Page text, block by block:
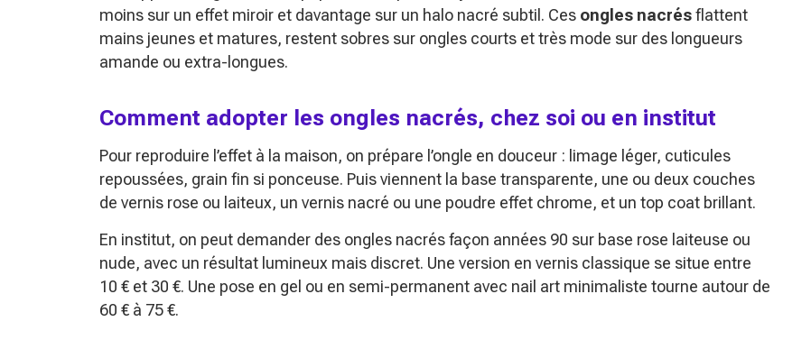
moins sur un effet miroir et davantage sur un halo nacré subtil. Ces ongles nacrésflattent
mains jeunes et matures, restent sobres sur ongles courts et très mode sur des longueurs
amande ou extra-longues.
Comment adopter les ongles nacrés, chez soi ou en institut
Pour reproduire l’effet à la maison, on prépare l’ongle en douceur : limage léger, cuticules
repoussées, grain fin si ponceuse. Puis viennent la base transparente, une ou deux couches
de vernis rose ou laiteux, un vernis nacré ou une poudre effet chrome, et un top coat brillant.
En institut, on peut demander des ongles nacrés façon années 90 sur base rose laiteuse ou
nude, avec un résultat lumineux mais discret. Une version en vernis classique se situe entre
10 € et 30 €. Une pose en gel ou en semi-permanent avec nail art minimaliste tourne autour de
60 € à 75 €.